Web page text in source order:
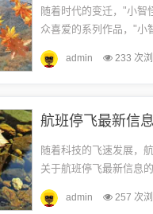
随着时代的变迁，"小智
众喜爱的系列作品，"小
对于其最新动态，人们
admin 233 次
航班停飞最新信
随着科技的飞速发展，
关于航班停飞最新信息
便捷、智能与人性化。
统...
admin 257 次